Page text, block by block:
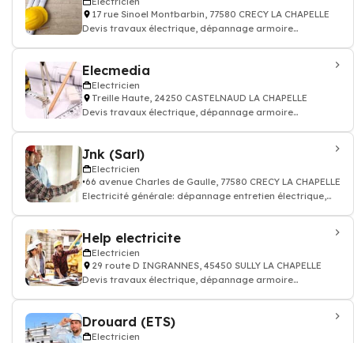
17 rue Sinoel Montbarbin, 77580 CRECY LA CHAPELLE
Devis travaux électrique, dépannage armoire
Elecmedia
Electricien
Treille Haute, 24250 CASTELNAUD LA CHAPELLE
Devis travaux électrique, dépannage armoire
Jnk (Sarl)
Electricien
66 avenue Charles de Gaulle, 77580 CRECY LA CHAPELLE
Electricité générale: dépannage entretien électrique,
Help electricite
Electricien
29 route D INGRANNES, 45450 SULLY LA CHAPELLE
Devis travaux électrique, dépannage armoire
Drouard (ETS)
Electricien